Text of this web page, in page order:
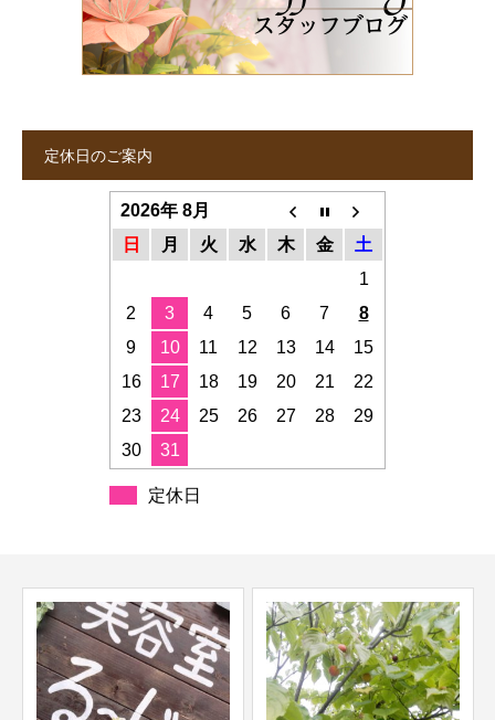
定休日のご案内
2026年 8月
日
月 火 水 木 金
土
1
2
3 4 5 6 7
8
9
10 11 12 13 14
15
16
17 18 19 20 21
22
23
24 25 26 27 28
29
30
31
定休日